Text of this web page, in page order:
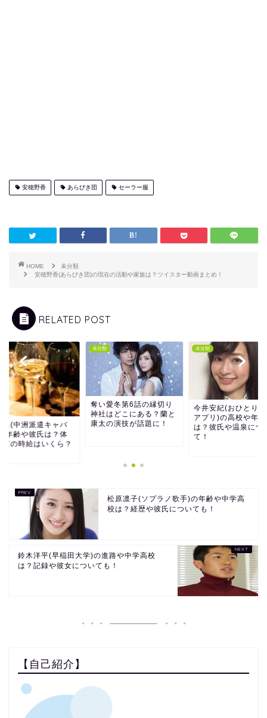
安穂野香 あらびき団 セーラー服
HOME
未分類
安穂野香(あらびき団)の現在の活動や家族は？ツイスター動画まとめ！
RELATED POST
愛冬第6話の縁切り
はどこにある？蘭と
の演技が話題に！
未分類
今井安紀(おひとりさま
アプリ)の高校や年齢
は？彼氏や温泉につい
未分類
まりん(中洲派遣キ
嬢)の年齢や彼氏は
松原凛子(ソプラノ歌手)の年齢や中学高
校は？経歴や彼氏についても！
鈴木洋平(早稲田大学)の進路や中学高校
は？記録や彼女についても！
【自己紹介】